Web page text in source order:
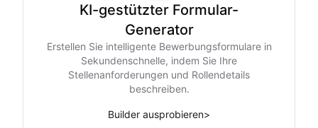
KI-gestützter Formular-
Generator
Erstellen Sie intelligente Bewerbungsformulare in
Sekundenschnelle, indem Sie Ihre
Stellenanforderungen und Rollendetails
beschreiben.
Builder ausprobieren>